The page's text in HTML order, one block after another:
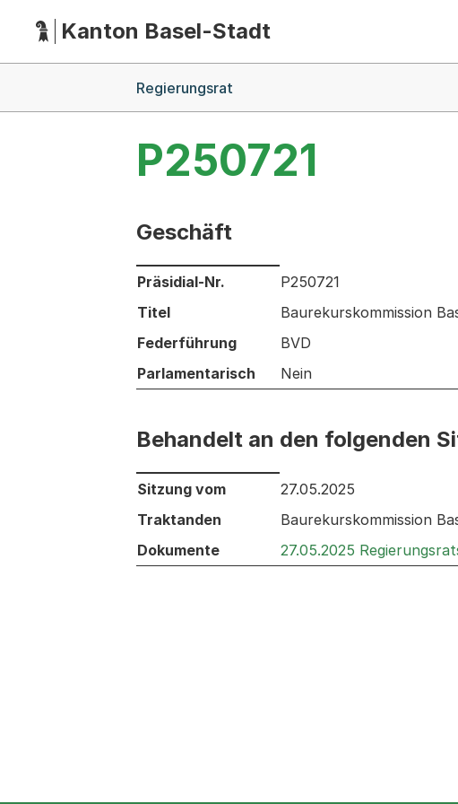
HauptnavigationKanton Basel-Stadt
Regierungsrat
P250721
Geschäft
Informationen zum Ausgewählten Geschäft
Präsidial-Nr.
P250721
Titel
Baurekurskommission
Federführung
BVD
Parlamentarisch
Nein
Behandelt an den folgenden
Behandelt an den folgenden Sitzungen:
Sitzung vom
27.05.2025
Traktanden
Baurekurskommission
Dokumente
27.05.2025